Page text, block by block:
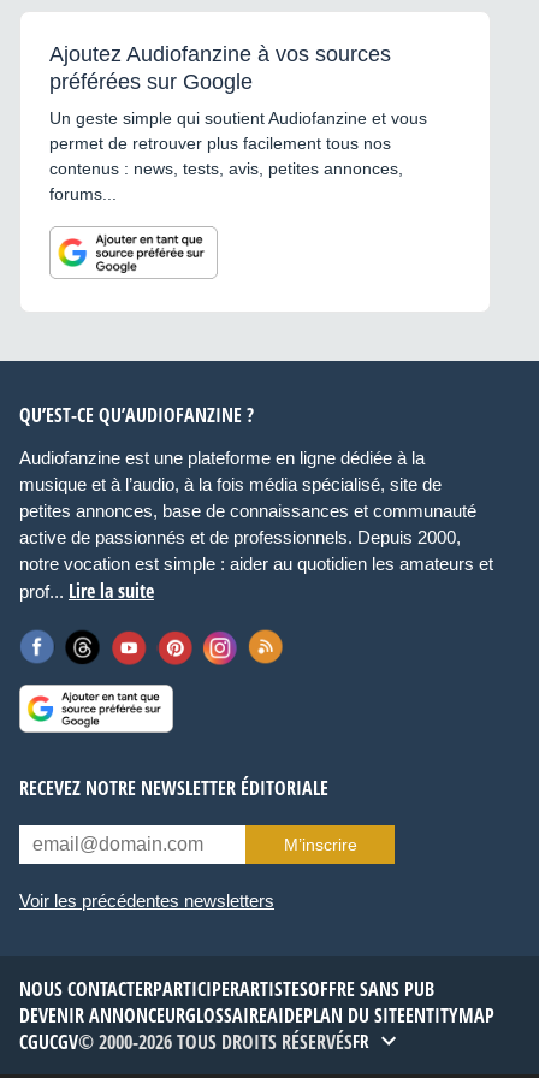
Ajoutez Audiofanzine à vos sources
préférées sur Google
Un geste simple qui soutient Audiofanzine et vous
permet de retrouver plus facilement tous nos
contenus : news, tests, avis, petites annonces,
forums...
QU’EST-CE QU’AUDIOFANZINE ?
Audiofanzine est une plateforme en ligne dédiée à la
musique et à l’audio, à la fois média spécialisé, site de
petites annonces, base de connaissances et communauté
active de passionnés et de professionnels. Depuis 2000,
notre vocation est simple : aider au quotidien les amateurs et
prof... Lire la suite
RECEVEZ NOTRE NEWSLETTER ÉDITORIALE
M’inscrire
Voir les précédentes newsletters
NOUS CONTACTERPARTICIPERARTISTESOFFRE SANS PUB
DEVENIR ANNONCEURGLOSSAIREAIDEPLAN DU SITEENTITYMAP
CGUCGV© 2000-2026 TOUS DROITS RÉSERVÉSFR